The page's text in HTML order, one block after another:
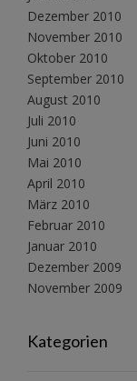
Dezember 2010
November 2010
Oktober 2010
September 2010
August 2010
Juli 2010
Juni 2010
Mai 2010
April 2010
März 2010
Februar 2010
Januar 2010
Dezember 2009
November 2009
Kategorien